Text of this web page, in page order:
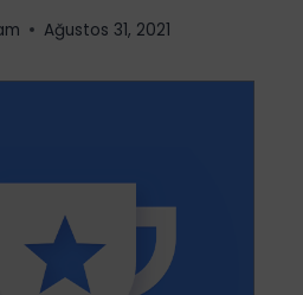
Ağustos 31, 2021